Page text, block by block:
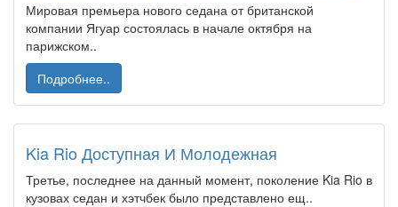
Мировая премьера нового седана от британской
компании Ягуар состоялась в начале октября на
парижском..
Подробнее..
Kia Rio Доступная И Молодежная
Третье, последнее на данный момент, поколение Kia Rio в
кузовах седан и хэтчбек было представлено ещ..